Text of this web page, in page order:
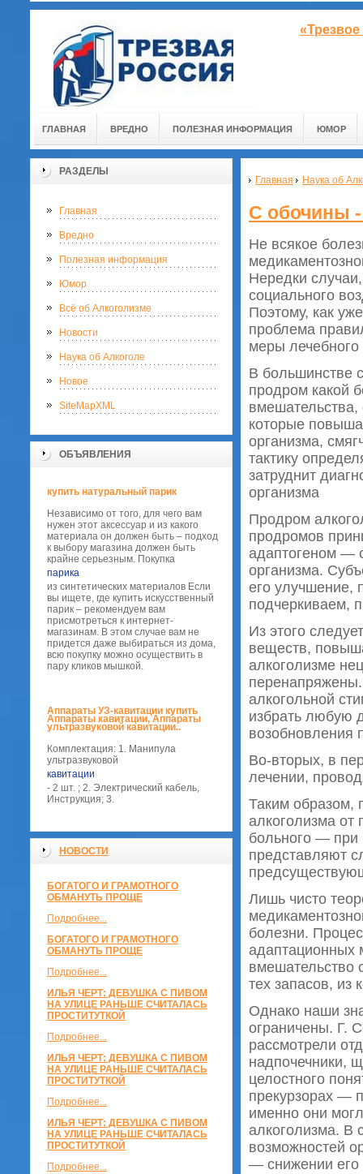
ГЛАВНАЯ ВРЕДНО ПОЛЕЗНАЯ ИНФОРМАЦИЯ ЮМОР
РАЗДЕЛЫ
Главная
Вредно
Полезная информация
Юмор
Всё об Алкоголизме
Новости
Наука об Алкоголе
Новое
SiteMapXML
ОБЪЯВЛЕНИЯ
купить натуральный парик
Независимо от того, для чего вам
нужен этот аксессуар и из какого
материала он должен быть – подход
к выбору магазина должен быть
крайне серьезным. Покупка
парика
из синтетических материалов Если
вы ищете, где купить искусственный
парик – рекомендуем вам
присмотреться к интернет-
магазинам. В этом случае вам не
придется даже выбираться из дома,
всю покупку можно осуществить в
пару кликов мышкой.
Аппараты УЗ-кавитации купить
Аппараты кавитации, Аппараты
ультразвуковой кавитации..
Комплектация: 1. Манипула
ультразвуковой
кавитации
- 2 шт. ; 2. Электрический кабель,
Инструкция; 3.
НОВОСТИ
БОГАТОГО И ГРАМОТНОГО
ОБМАНУТЬ ПРОЩЕ
Подробнее...
БОГАТОГО И ГРАМОТНОГО
ОБМАНУТЬ ПРОЩЕ
Подробнее...
ИЛЬЯ ЧЕРТ: ДЕВУШКА С ПИВОМ
НА УЛИЦЕ РАНЬШЕ СЧИТАЛАСЬ
ПРОСТИТУТКОЙ
Подробнее...
ИЛЬЯ ЧЕРТ: ДЕВУШКА С ПИВОМ
НА УЛИЦЕ РАНЬШЕ СЧИТАЛАСЬ
ПРОСТИТУТКОЙ
Подробнее...
ИЛЬЯ ЧЕРТ: ДЕВУШКА С ПИВОМ
НА УЛИЦЕ РАНЬШЕ СЧИТАЛАСЬ
ПРОСТИТУТКОЙ
Подробнее...
Главная Наука об
С обочины -
Не всякое
Нередки
социального
Поэтому, как
проблема
меры лечебного
В большинстве
продром какой
вмешательства,
которые
организма,
тактику
затруднит
организма
Продром
продромов
адаптогеном —
организма.
его улучшение,
подчеркиваем,
Из этого
веществ,
алкоголизме
перенапряжены.
алкогольной
избрать любую
возобновления
Во-вторых, в
лечении,
Таким образом,
алкоголизма от
больного — при
представляют
Лишь чисто
болезни.
адаптационных
вмешательство
тех запасов, из
Однако наши
ограничены. Г.
рассмотрели
надпочечники,
целостного
прекурзорах —
именно они
алкоголизма. В
возможностей
— снижении его